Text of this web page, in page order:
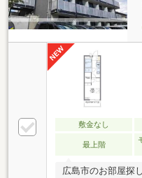
敷金なし
最上階
広島市のお部屋探